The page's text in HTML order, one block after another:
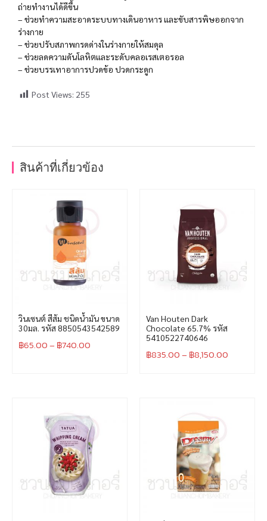
ถ่ายทำงานได้ดีขึ้น
– ช่วยทำความสะอาดระบบทางเดินอาหาร และขับสารพิษออกจาก
ร่างกาย
– ช่วยปรับสภาพกรดด่างในร่างกายให้สมดุล
– ช่วยลดความดันโลหิตและระดับคลอเรสเตอรอล
– ช่วยบรรเทาอาการปวดข้อ ปวดกระดูก
Post Views: 255
สินค้าที่เกี่ยวข้อง
วินเซนต์ สีส้ม ชนิดน้ำมัน ขนาด
30มล. รหัส 8850543542589
฿65.00– ฿740.00
Van Houten Dark
Chocolate 65.7% รหัส
5410522740646
฿835.00– ฿8,150.00